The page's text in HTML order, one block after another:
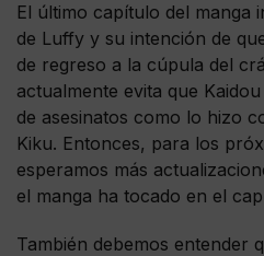
El último capítulo del manga
de Luffy y su intención de
de regreso a la cúpula del
actualmente evita que
de asesinatos como lo hizo
Kiku. Entonces, para los
esperamos más
el manga ha tocado en el
También debemos entender